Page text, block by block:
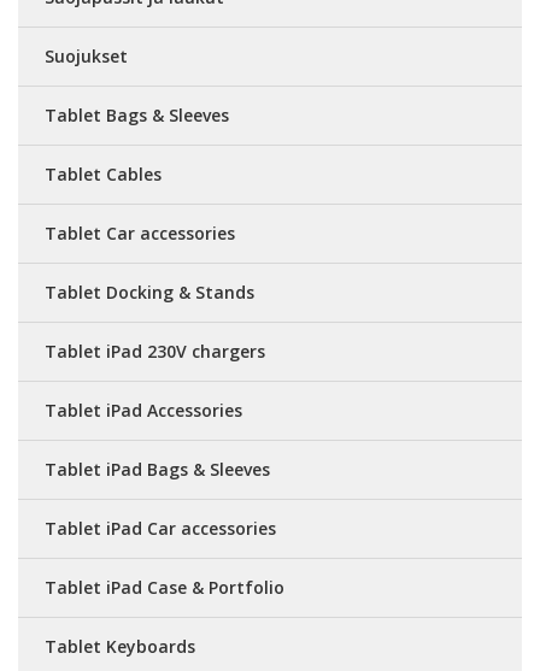
Suojukset
Tablet Bags & Sleeves
Tablet Cables
Tablet Car accessories
Tablet Docking & Stands
Tablet iPad 230V chargers
Tablet iPad Accessories
Tablet iPad Bags & Sleeves
Tablet iPad Car accessories
Tablet iPad Case & Portfolio
Tablet Keyboards